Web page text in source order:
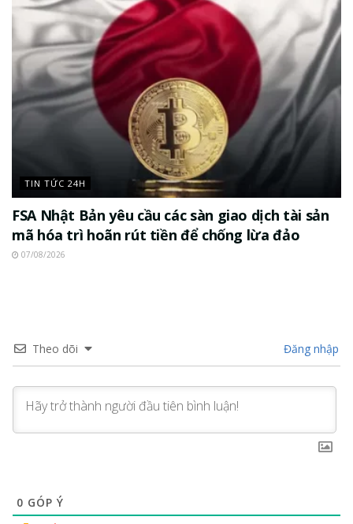
TIN TỨC 24H
FSA Nhật Bản yêu cầu các sàn giao dịch tài sản
mã hóa trì hoãn rút tiền để chống lừa đảo
07/08/2026
Theo dõi Đăng nhập
0 GÓP Ý